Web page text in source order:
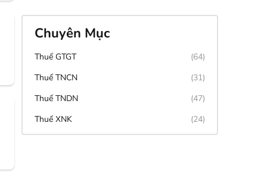
Chuyên Mục
Thuế GTGT
(64)
Thuế TNCN
(31)
Thuế TNDN
(47)
Thuế XNK
(24)